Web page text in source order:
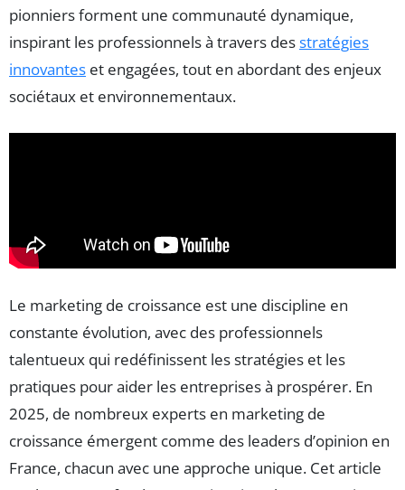
pionniers forment une communauté dynamique,
inspirant les professionnels à travers desstratégies
innovantes et engagées, tout en abordant des enjeux
sociétaux et environnementaux.
Le marketing de croissance est une discipline en
constante évolution, avec des professionnels
talentueux qui redéfinissent les stratégies et les
pratiques pour aider les entreprises à prospérer. En
2025, de nombreux experts en marketing de
croissance émergent comme des leaders d’opinion en
France, chacun avec une approche unique. Cet article